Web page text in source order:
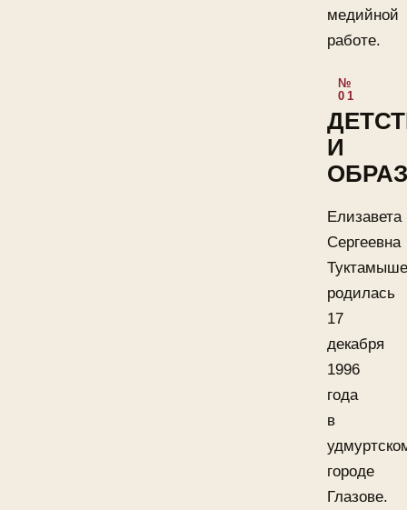
медийной
работе.
И
Елизавета
Сергеевна
родилась
17
декабря
1996
года
в
городе
Глазове.